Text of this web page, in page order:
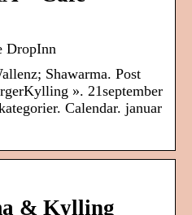
DropInn
Shawarma. Post
». 21september
Calendar. januar
& Kylling